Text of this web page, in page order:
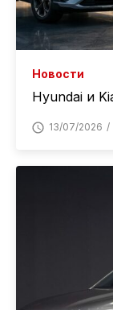
Новости
Hyundai и
13/07/2026